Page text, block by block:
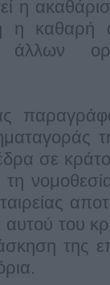
η
καθαρή
σε
του
της